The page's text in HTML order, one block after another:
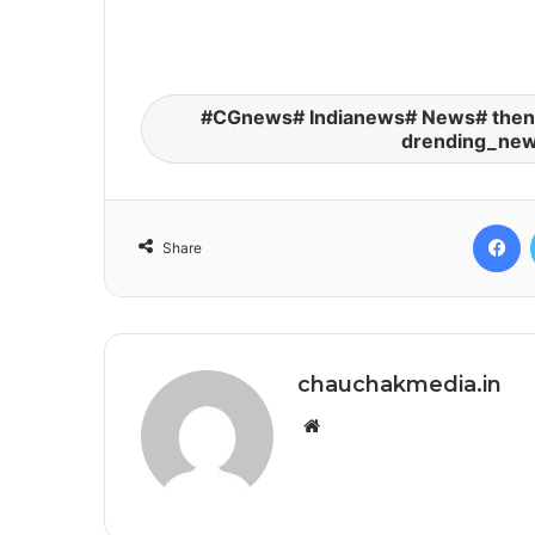
CGnews# Indianews# News#
Share
chauchakmedia.in
Website